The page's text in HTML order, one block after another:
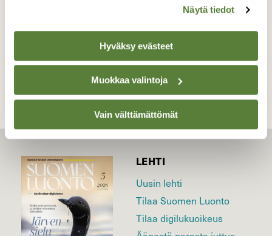
Näytä tiedot
Hyväksy evästeet
Muokkaa valintoja
Vain välttämättömät
TAKAISIN LISTAAN
LEHTI
Uusin lehti
Tilaa Suomen Luonto
Tilaa digilukuoikeus